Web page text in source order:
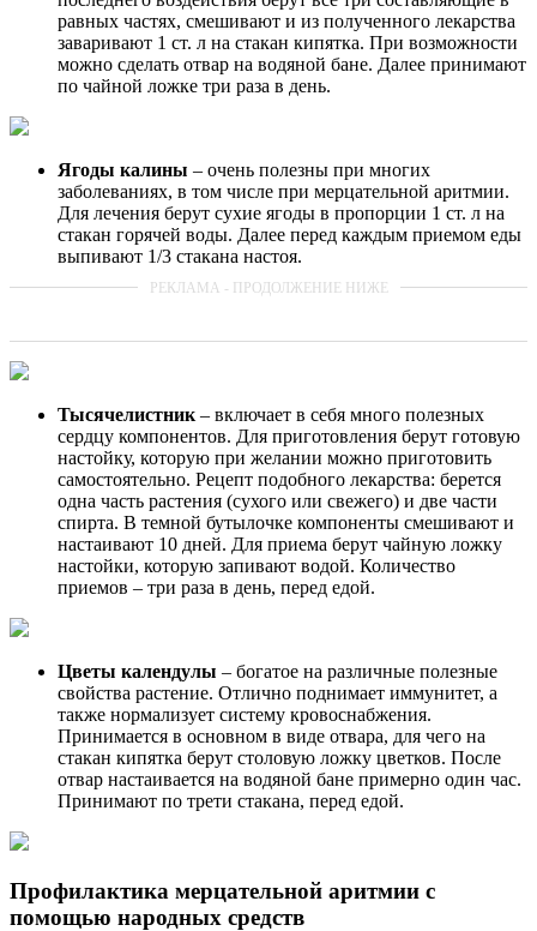
равных частях, смешивают и из полученного лекарства
заваривают 1 ст. л на стакан кипятка. При возможности
можно сделать отвар на водяной бане. Далее принимают
по чайной ложке три раза в день.
Ягоды калины – очень полезны при многих
заболеваниях, в том числе при мерцательной аритмии.
Для лечения берут сухие ягоды в пропорции 1 ст. л на
стакан горячей воды. Далее перед каждым приемом еды
выпивают 1/3 стакана настоя.
Тысячелистник – включает в себя много полезных
сердцу компонентов. Для приготовления берут готовую
настойку, которую при желании можно приготовить
самостоятельно. Рецепт подобного лекарства: берется
одна часть растения (сухого или свежего) и две части
спирта. В темной бутылочке компоненты смешивают и
настаивают 10 дней. Для приема берут чайную ложку
настойки, которую запивают водой. Количество
приемов – три раза в день, перед едой.
Цветы календулы – богатое на различные полезные
свойства растение. Отлично поднимает иммунитет, а
также нормализует систему кровоснабжения.
Принимается в основном в виде отвара, для чего на
стакан кипятка берут столовую ложку цветков. После
отвар настаивается на водяной бане примерно один час.
Принимают по трети стакана, перед едой.
Профилактика мерцательной аритмии с
помощью народных средств